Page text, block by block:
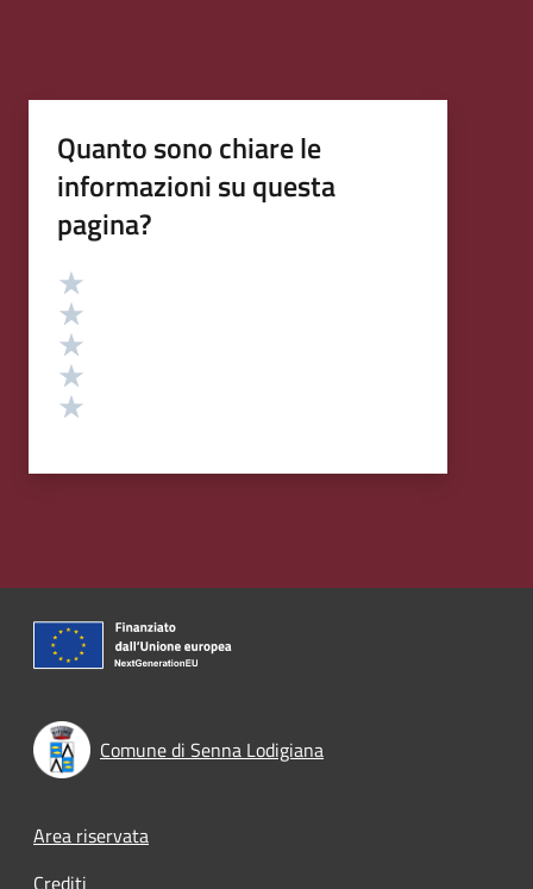
Quanto sono chiare le
informazioni su questa
pagina?
Valutazione
Comune di Senna Lodigiana
Footer menu
Area riservata
Crediti